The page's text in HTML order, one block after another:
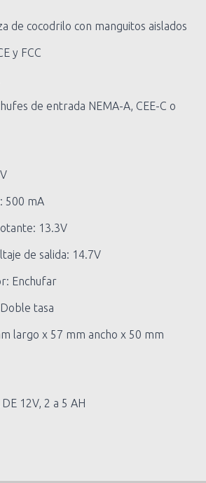
de cocodrilo con manguitos aislados
y FCC
de entrada NEMA-A, CEE-C o
500 mA
13.3V
de salida: 14.7V
Enchufar
tasa
largo x 57 mm ancho x 50 mm
12V, 2 a 5 AH